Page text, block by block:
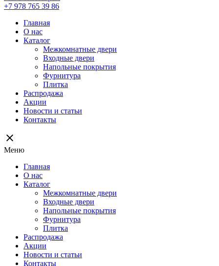
+7 978 765 39 86
Главная
О нас
Каталог
Межкомнатные двери
Входные двери
Напольные покрытия
Фурнитура
Плитка
Распродажа
Акции
Новости и статьи
Контакты
close
Меню
Главная
О нас
Каталог
Межкомнатные двери
Входные двери
Напольные покрытия
Фурнитура
Плитка
Распродажа
Акции
Новости и статьи
Контакты